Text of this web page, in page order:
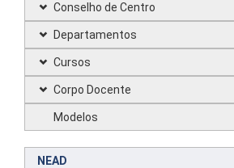
Conselho de Centro
Departamentos
Cursos
Corpo Docente
Modelos
NEAD